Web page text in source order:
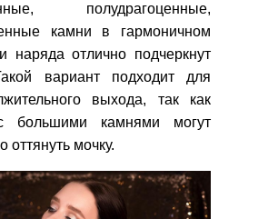
полудрагоценные,
камни в гармоничном
наряда отлично подчеркнут
вариант подходит для
выхода, так как
большими камнями могут
оттянуть мочку.